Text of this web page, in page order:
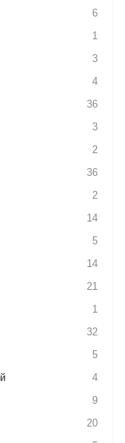
6
1
3
4
36
3
2
36
2
14
5
14
21
1
32
5
4
9
20